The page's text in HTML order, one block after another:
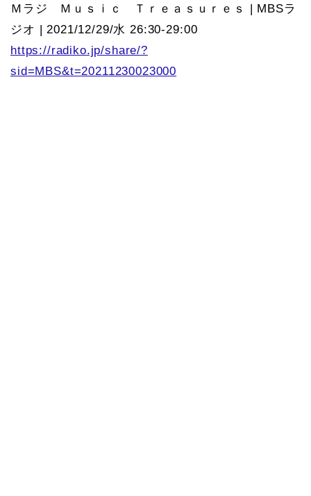
Ｍラジ Ｍｕｓｉｃ Ｔｒｅａｓｕｒｅｓ | MBSラ
ジオ | 2021/12/29/水 26:30-29:00
https://radiko.jp/share/?
sid=MBS&t=20211230023000